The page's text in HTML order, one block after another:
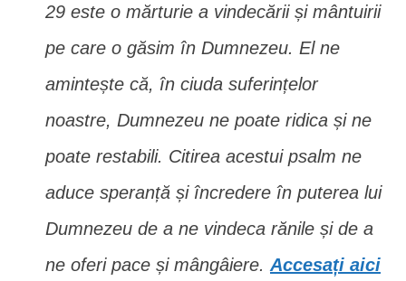
29 este o mărturie a vindecării și mântuirii
pe care o găsim în Dumnezeu. El ne
amintește că, în ciuda suferințelor
noastre, Dumnezeu ne poate ridica și ne
poate restabili. Citirea acestui psalm ne
aduce speranță și încredere în puterea lui
Dumnezeu de a ne vindeca rănile și de a
ne oferi pace și mângâiere. Accesați aici